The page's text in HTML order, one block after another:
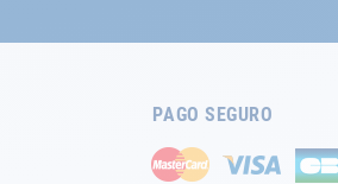
PAGO SEGURO